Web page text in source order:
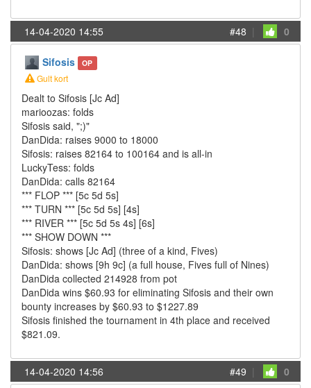
14-04-2020 14:55 #48 | 0
Sifosis OP
Gult kort
Dealt to Sifosis [Jc Ad]
marioozas: folds
Sifosis said, ";)"
DanDida: raises 9000 to 18000
Sifosis: raises 82164 to 100164 and is all-in
LuckyTess: folds
DanDida: calls 82164
*** FLOP *** [5c 5d 5s]
*** TURN *** [5c 5d 5s] [4s]
*** RIVER *** [5c 5d 5s 4s] [6s]
*** SHOW DOWN ***
Sifosis: shows [Jc Ad] (three of a kind, Fives)
DanDida: shows [9h 9c] (a full house, Fives full of Nines)
DanDida collected 214928 from pot
DanDida wins $60.93 for eliminating Sifosis and their own
bounty increases by $60.93 to $1227.89
Sifosis finished the tournament in 4th place and received
$821.09.
14-04-2020 14:56 #49 | 0